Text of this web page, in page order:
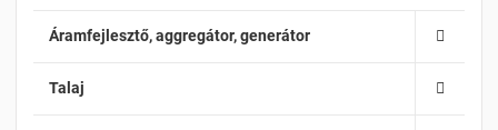
Áramfejlesztő, aggregátor, generátor
Talaj